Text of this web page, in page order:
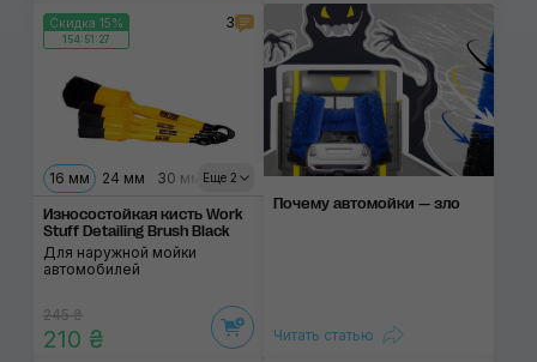
Скидка 15%
154:51:27
3
Еще 2
16 мм 24 мм 30 мм 40 мм
Износостойкая кисть Work
Stuff Detailing Brush Black
Для наружной мойки
автомобилей
245 ₴
210 ₴
Почему автомойки — зло
Читать статью